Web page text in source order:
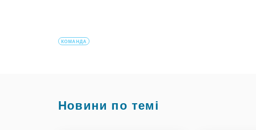
КОМАНДА
Новини по темі